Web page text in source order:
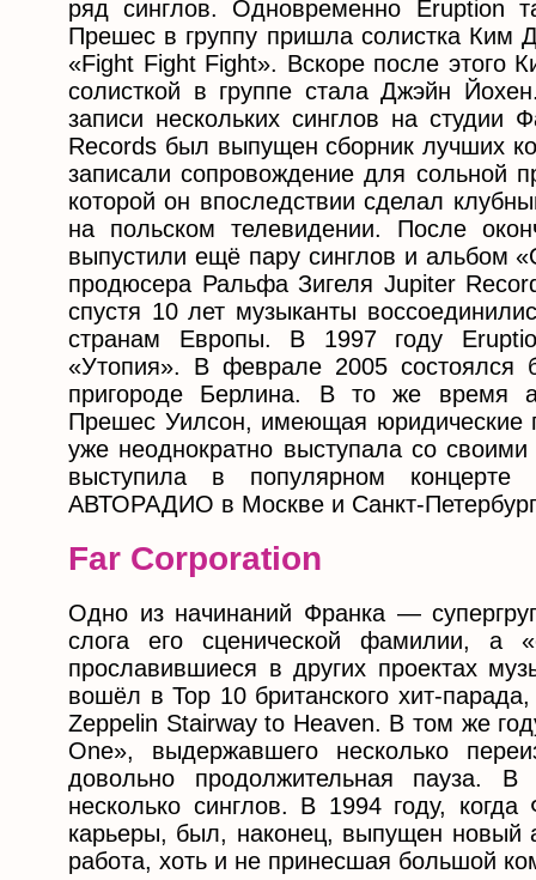
ряд синглов. Одновременно Eruption
Прешес в группу пришла солистка Ким
«Fight Fight Fight». Вскоре после этого
солисткой в группе стала Джэйн
записи нескольких синглов на
Records был выпущен сборник лучших
записали сопровождение для сольной
которой он впоследствии сделал
на польском телевидении. После
выпустили ещё пару синглов и альбом
продюсера Ральфа Зигеля Jupiter
спустя 10 лет музыканты
странам Европы. В 1997 году
«Утопия». В феврале 2005
пригороде Берлина. В то же время
Прешес Уилсон, имеющая юридические
уже неоднократно выступала со
выступила в популярном концерте
АВТОРАДИО в Москве и Санкт-
Far Corporation
Одно из начинаний Франка —
слога его сценической фамилии, а
прославившиеся в других проектах
вошёл в Top 10 британского хит-
Zeppelin Stairway to Heaven. В том же
One», выдержавшего несколько
довольно продолжительная пауза.
несколько синглов. В 1994 году,
карьеры, был, наконец, выпущен новый
работа, хоть и не принесшая большой